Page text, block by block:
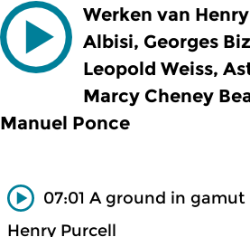
Werken van
Albisi, Georges
Leopold Weiss,
Marcy Cheney
Manuel Ponce
07:01 A ground in gamut
Henry Purcell